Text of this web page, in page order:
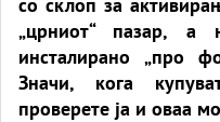
„црниот“ пазар,
инсталирано „про
Значи, кога
проверете ја и оваа